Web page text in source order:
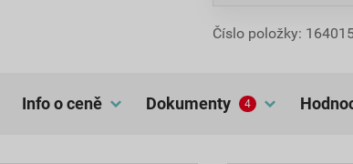
Číslo položky:
Info o ceně dokumenty 4